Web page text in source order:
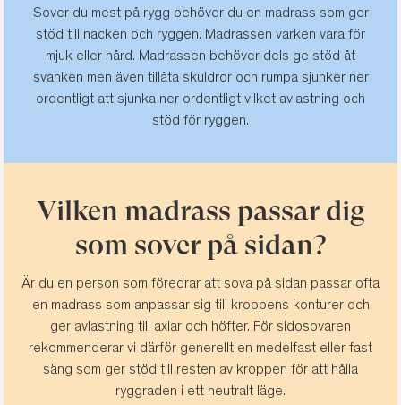
Sover du mest på rygg behöver du en madrass som ger
stöd till nacken och ryggen. Madrassen varken vara för
mjuk eller hård. Madrassen behöver dels ge stöd åt
svanken men även tillåta skuldror och rumpa sjunker ner
ordentligt att sjunka ner ordentligt vilket avlastning och
stöd för ryggen.
Vilken madrass passar dig
som sover på sidan?
Är du en person som föredrar att sova på sidan passar ofta
en madrass som anpassar sig till kroppens konturer och
ger avlastning till axlar och höfter. För sidosovaren
rekommenderar vi därför generellt en medelfast eller fast
säng som ger stöd till resten av kroppen för att hålla
ryggraden i ett neutralt läge.